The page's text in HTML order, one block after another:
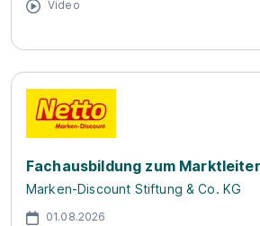
Video
Fachausbildung zum
Marken-Discount Stiftung & Co. KG
01.08.2026